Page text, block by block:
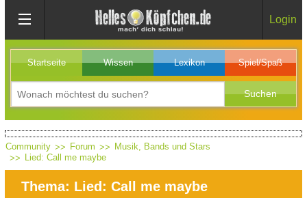
Login
Startseite Wissen Lexikon Spiel/Spaß
Community Forum
Musik, Bands und Stars
Lied: Call me maybe
Thema: Lied: Call me maybe